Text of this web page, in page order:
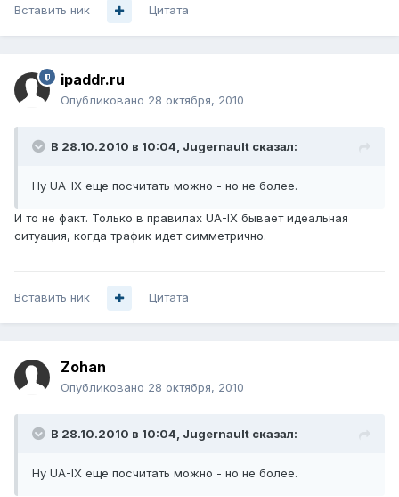
Вставить ник Цитата
ipaddr.ru
Опубликовано 28 октября, 2010
В 28.10.2010 в 10:04, Jugernault сказал:
Ну UA-IX еще посчитать можно - но не более.
И то не факт. Только в правилах UA-IX бывает идеальная
ситуация, когда трафик идет симметрично.
Вставить ник Цитата
Zohan
Опубликовано 28 октября, 2010
В 28.10.2010 в 10:04, Jugernault сказал:
Ну UA-IX еще посчитать можно - но не более.